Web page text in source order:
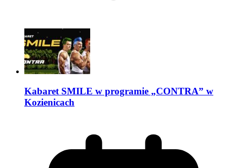
Kabaret SMILE w programie „CONTRA” w
Kozienicach